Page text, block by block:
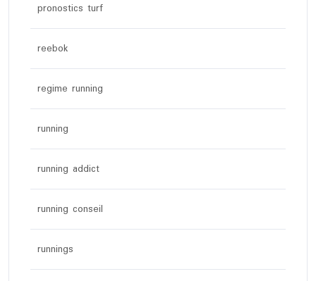
pronostics turf
reebok
regime running
running
running addict
running conseil
runnings